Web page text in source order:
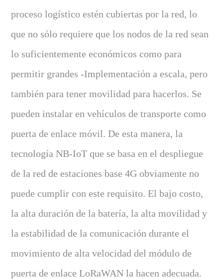
proceso logístico estén cubiertas por la red, lo
que no sólo requiere que los nodos de la red sean
lo suficientemente económicos como para
permitir grandes -Implementación a escala, pero
también para tener movilidad para hacerlos. Se
pueden instalar en vehículos de transporte como
puerta de enlace móvil. De esta manera, la
tecnología NB-IoT que se basa en el despliegue
de la red de estaciones base 4G obviamente no
puede cumplir con este requisito. El bajo costo,
la alta duración de la batería, la alta movilidad y
la estabilidad de la comunicación durante el
movimiento de alta velocidad del módulo de
puerta de enlace LoRaWAN la hacen adecuada.